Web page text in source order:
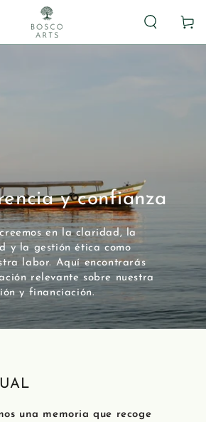
Carrito
y confianza
en la claridad, la
y la gestión ética como
labor. Aquí encontrarás
relevante sobre nuestra
y financiación.
una memoria que recoge